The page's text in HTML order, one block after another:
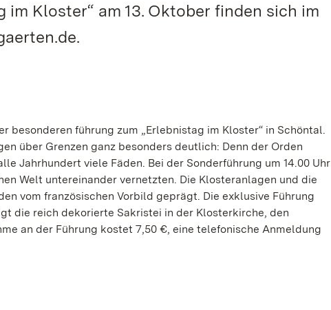
Kloster“ am 13. Oktober finden sich im
besonderen führung zum „Erlebnistag im Kloster“ in Schöntal.
über Grenzen ganz besonders deutlich: Denn der Orden
Jahrhundert viele Fäden. Bei der Sonderführung um 14.00 Uhr
Welt untereinander vernetzten. Die Klosteranlagen und die
vom französischen Vorbild geprägt. Die exklusive Führung
die reich dekorierte Sakristei in der Klosterkirche, den
an der Führung kostet 7,50 €, eine telefonische Anmeldung